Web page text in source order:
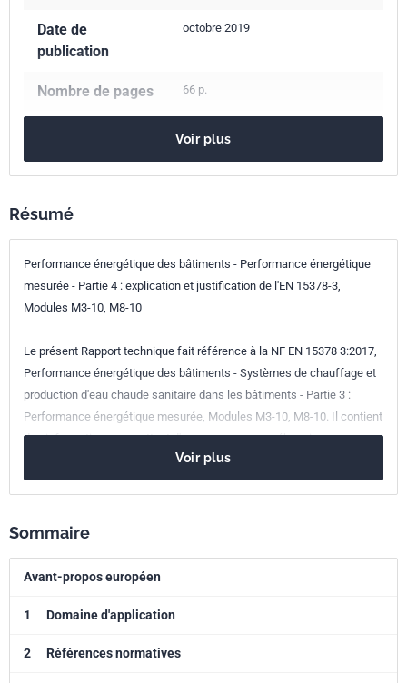
Date de
publication
octobre 2019
Nombre de pages 66 p.
Codes ICS
91.140.10
classement
Numéro de tirage
Parenté
européenne
CEN/TR 15378-4:2017
Voir plus
Résumé
Performance énergétique des bâtiments - Performance énergétique
mesurée - Partie 4 : explication et justification de l'EN 15378-3,
Modules M3-10, M8-10
Le présent Rapport technique fait référence à la NF EN 15378 3:2017,
Performance énergétique des bâtiments - Systèmes de chauffage et
production d'eau chaude sanitaire dans les bâtiments - Partie 3 :
Performance énergétique mesurée, Modules M3-10, M8-10. Il contient
des informations permettant d'assurer une compréhension, une
utilisation et une adaptation nationale correctes de la NF EN 15378
3:2017.
Voir plus
Sommaire
Avant-propos européen
1 Domaine d'application
2 Références normatives